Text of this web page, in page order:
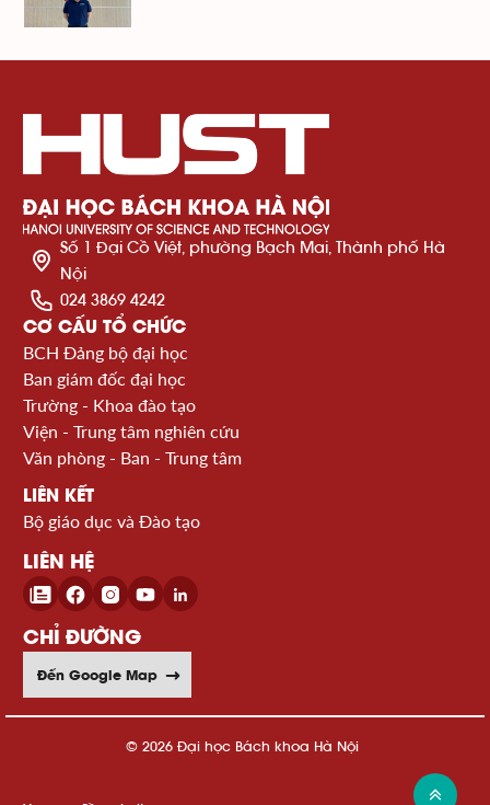
Số 1 Đại Cồ Việt, phường Bạch Mai, Thành phố Hà
Nội
024 3869 4242
CƠ CẤU TỔ CHỨC
BCH Đảng bộ đại học
Ban giám đốc đại học
Trường - Khoa đào tạo
Viện - Trung tâm nghiên cứu
Văn phòng - Ban - Trung tâm
LIÊN KẾT
Bộ giáo dục và Đào tạo
LIÊN HỆ
CHỈ ĐƯỜNG
Đến Google Map
© 2026 Đại học Bách khoa Hà Nội